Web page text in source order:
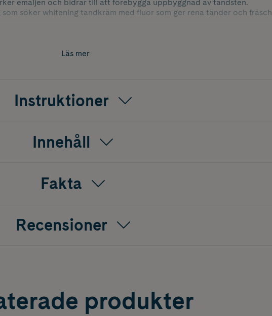
emaljen och bidrar till att förebygga uppbyggnad av tandsten.
söker whitening tandkräm med fluor som ger rena tänder och fräsch
Läs mer
Instruktioner
Innehåll
Fakta
Recensioner
produkter